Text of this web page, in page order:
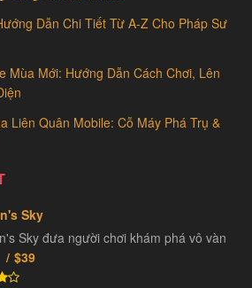
Dẫn Chi Tiết Từ A-Z Cho Pháp Sư
Mùa Mới: Hướng Dẫn Cách Chơi, Lên
Liên Quân Mobile: Cỗ Máy Phá Trụ &
Sky
Sky đưa người chơi khám phá vô vàn
$39